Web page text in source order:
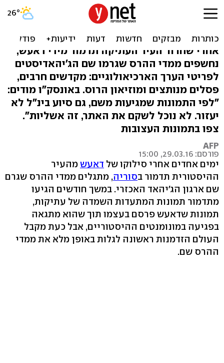
כואב הלב: היקף הרס
העתיקות של דאעש נחשף
אחרי שחרור העיר העתיקה תדמור מידי דאעש,
נחשפים ממדי ההרס שגרמו שם הג'יהאדיסטים
לפריטי הערך הארכיאולוגיים: מקדשים חרבים,
פסלים מנותצים ומוזיאון הרוס. באונסק"ו מודים:
"לפי התמונות שמגיעות משם, גם סיוע בינ"ל לא
יעזור. לא נוכל לשקם את האתר, זה אשליות".
צפו בתמונות העצובות
AFP
פורסם: 29.03.16, 15:00
ימים אחדים אחרי סילוקו של דאעשמהעיר
ההיסטורית תדמור בסוריה, מתגלים ממדי ההרס שגרם
שם ארגון הג'יהאד האכזרי. במשך חודשים הגיעו
מתדמור תמונות המתעדות השמדה של עתיקות,
תמונות שדאעש פרסם בעצמו תוך שהוא מתגאה
בפגיעה במונומנטים ההיסטוריים, אבל כעת מקבל
העולם הזדמנות ראשונה לגלות באופן מלא את ממדי
ההרס שם.